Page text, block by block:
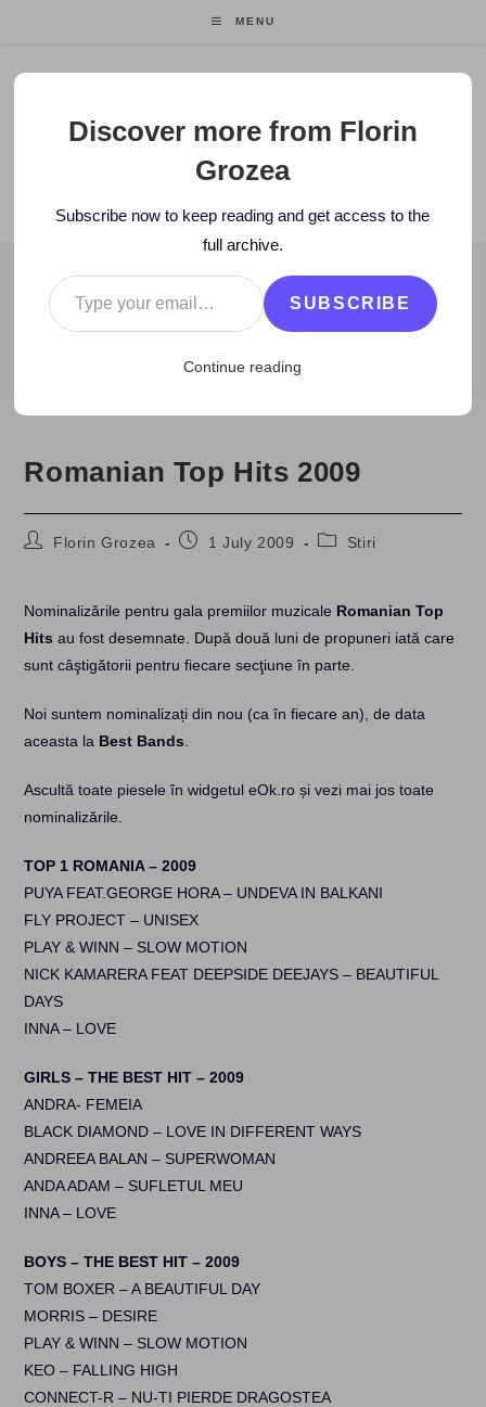
MENU
Florin Grozea
ENTREPRENEUR. FOUNDER/CEO MOCAPP.
BLOG
2009 > July > 1 > Stiri > Romanian Top Hits 2009
Romanian Top Hits 2009
PostFlorin Grozea
Post1 July 2009
PostStiri
Nominalizările pentru gala premiilor muzicale Romanian Top
Hits au fost desemnate. După două luni de propuneri iată care
sunt câştigătorii pentru fiecare secţiune în parte.
Noi suntem nominalizați din nou (ca în fiecare an), de data
aceasta la Best Bands
Ascultă toate piesele în widgetul eOk.ro și vezi mai jos toate
nominalizările.
TOP 1 ROMANIA – 2009
PUYA FEAT.GEORGE HORA – UNDEVA IN BALKANI
FLY PROJECT – UNISEX
PLAY & WINN – SLOW MOTION
NICK KAMARERA FEAT DEEPSIDE DEEJAYS – BEAUTIFUL
DAYS
INNA – LOVE
GIRLS – THE BEST HIT – 2009
ANDRA- FEMEIA
BLACK DIAMOND – LOVE IN DIFFERENT WAYS
ANDREEA BALAN – SUPERWOMAN
ANDA ADAM – SUFLETUL MEU
INNA – LOVE
BOYS – THE BEST HIT – 2009
TOM BOXER – A BEAUTIFUL DAY
MORRIS – DESIRE
PLAY & WINN – SLOW MOTION
KEO – FALLING HIGH
CONNECT-R – NU-TI PIERDE DRAGOSTEA
Discover more from Florin
Grozea
Subscribe now to keep reading and get access to the
full archive.
Type your email…
SUBSCRIBE
Continue reading